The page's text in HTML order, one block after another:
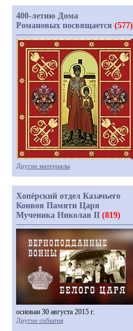
400-летию Дома
Романовых посвящается (577)
Другие материалы
Хопёрский отдел Казачьего
Конвоя Памяти Царя
Мученика Николая II (819)
основан 30 августа 2015 г.
Другие события